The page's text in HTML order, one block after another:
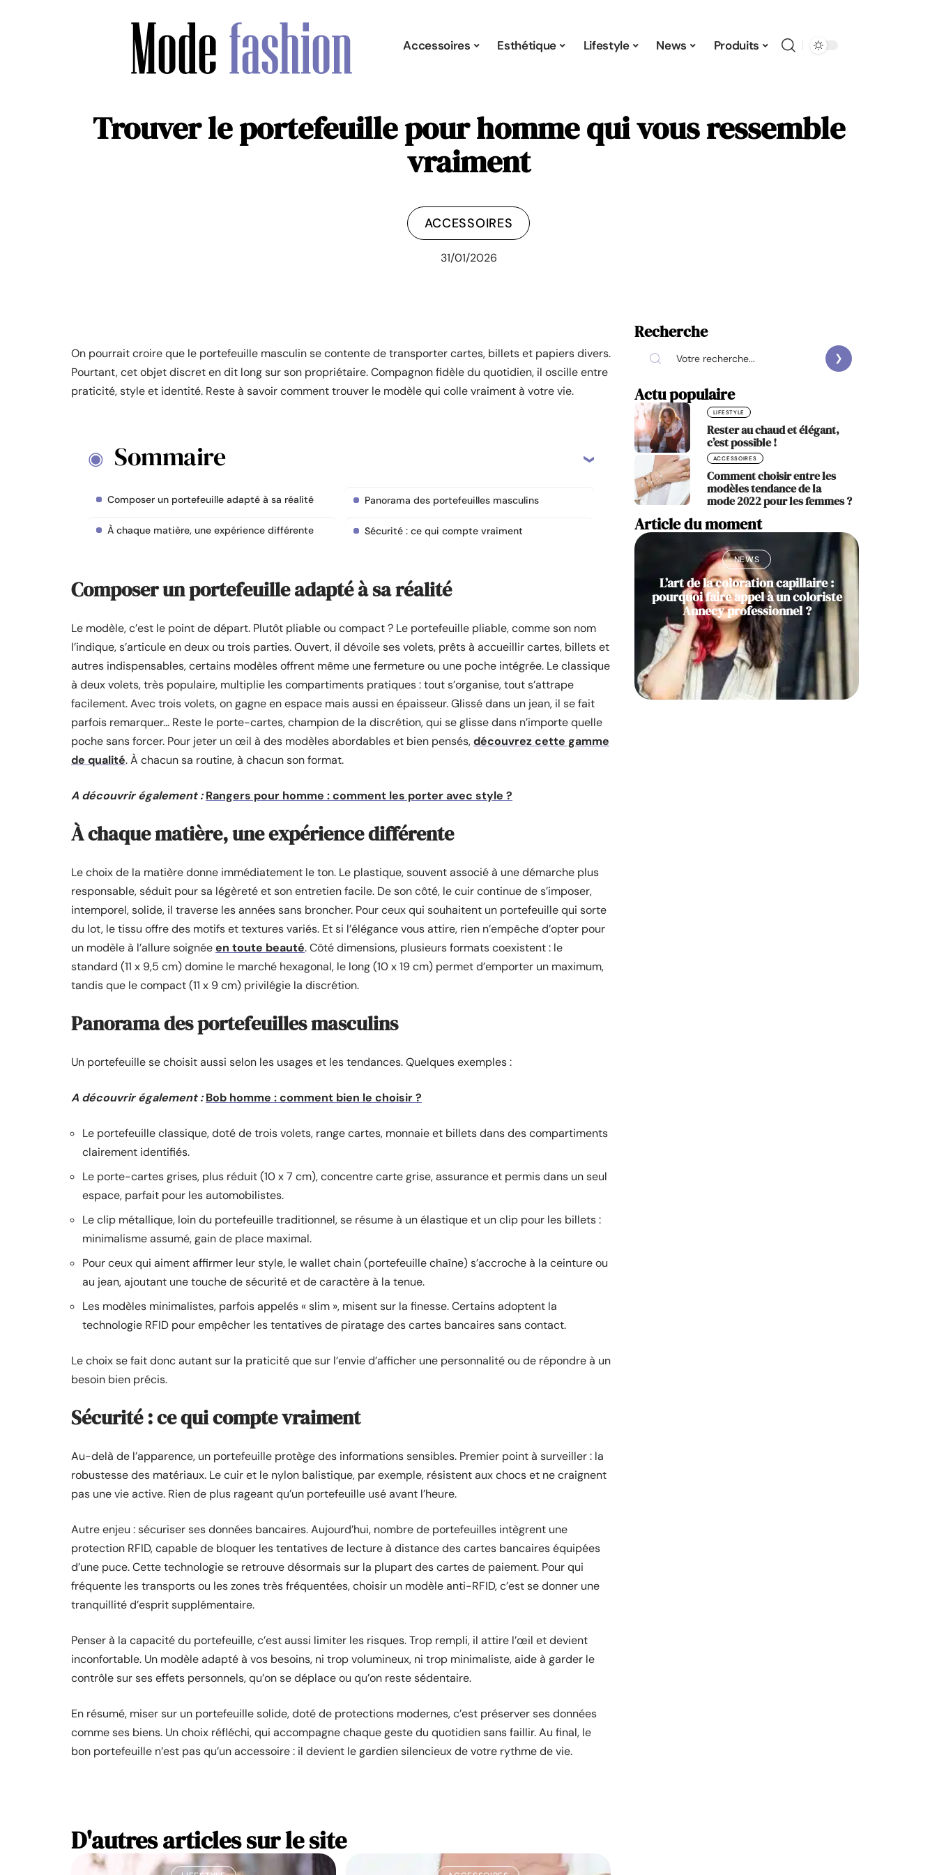
Accessoires Esthétique Lifestyle News Produits
Trouver le portefeuille pour homme qui vous ressemble
vraiment
ACCESSOIRES
31/01/2026
On pourrait croire que le portefeuille masculin se contente de transporter cartes, billets et papiers divers.
Pourtant, cet objet discret en dit long sur son propriétaire. Compagnon fidèle du quotidien, il oscille entre
praticité, style et identité. Reste à savoir comment trouver le modèle qui colle vraiment à votre vie.
Sommaire
Composer un portefeuille adapté à sa réalité
À chaque matière, une expérience différente
Panorama des portefeuilles masculins
Sécurité : ce qui compte vraiment
Composer un portefeuille adapté à sa réalité
Le modèle, c’est le point de départ. Plutôt pliable ou compact ? Le portefeuille pliable, comme son nom
l’indique, s’articule en deux ou trois parties. Ouvert, il dévoile ses volets, prêts à accueillir cartes, billets et
autres indispensables, certains modèles offrent même une fermeture ou une poche intégrée. Le classique
à deux volets, très populaire, multiplie les compartiments pratiques : tout s’organise, tout s’attrape
facilement. Avec trois volets, on gagne en espace mais aussi en épaisseur. Glissé dans un jean, il se fait
parfois remarquer… Reste le porte-cartes, champion de la discrétion, qui se glisse dans n’importe quelle
poche sans forcer. Pour jeter un œil à des modèles abordables et bien pensés,découvrez cette gamme
de qualité. À chacun sa routine, à chacun son format.
A découvrir également : Rangers pour homme : comment les porter avec style ?
À chaque matière, une expérience différente
Le choix de la matière donne immédiatement le ton. Le plastique, souvent associé à une démarche plus
responsable, séduit pour sa légèreté et son entretien facile. De son côté, le cuir continue de s’imposer,
intemporel, solide, il traverse les années sans broncher. Pour ceux qui souhaitent un portefeuille qui sorte
du lot, le tissu offre des motifs et textures variés. Et si l’élégance vous attire, rien n’empêche d’opter pour
un modèle à l’allure soignéeen toute beauté. Côté dimensions, plusieurs formats coexistent : le
standard (11 x 9,5 cm) domine le marché hexagonal, le long (10 x 19 cm) permet d’emporter un maximum,
tandis que le compact (11 x 9 cm) privilégie la discrétion.
Panorama des portefeuilles masculins
Un portefeuille se choisit aussi selon les usages et les tendances. Quelques exemples :
A découvrir également : Bob homme : comment bien le choisir ?
Le portefeuille classique, doté de trois volets, range cartes, monnaie et billets dans des compartiments
clairement identifiés.
Le porte-cartes grises, plus réduit (10 x 7 cm), concentre carte grise, assurance et permis dans un seul
espace, parfait pour les automobilistes.
Le clip métallique, loin du portefeuille traditionnel, se résume à un élastique et un clip pour les billets :
minimalisme assumé, gain de place maximal.
Pour ceux qui aiment affirmer leur style, le wallet chain (portefeuille chaîne) s’accroche à la ceinture ou
au jean, ajoutant une touche de sécurité et de caractère à la tenue.
Les modèles minimalistes, parfois appelés « slim », misent sur la finesse. Certains adoptent la
technologie RFID pour empêcher les tentatives de piratage des cartes bancaires sans contact.
Le choix se fait donc autant sur la praticité que sur l’envie d’afficher une personnalité ou de répondre à un
besoin bien précis.
Sécurité : ce qui compte vraiment
Au-delà de l’apparence, un portefeuille protège des informations sensibles. Premier point à surveiller : la
robustesse des matériaux. Le cuir et le nylon balistique, par exemple, résistent aux chocs et ne craignent
pas une vie active. Rien de plus rageant qu’un portefeuille usé avant l’heure.
Autre enjeu : sécuriser ses données bancaires. Aujourd’hui, nombre de portefeuilles intègrent une
protection RFID, capable de bloquer les tentatives de lecture à distance des cartes bancaires équipées
d’une puce. Cette technologie se retrouve désormais sur la plupart des cartes de paiement. Pour qui
fréquente les transports ou les zones très fréquentées, choisir un modèle anti-RFID, c’est se donner une
tranquillité d’esprit supplémentaire.
Penser à la capacité du portefeuille, c’est aussi limiter les risques. Trop rempli, il attire l’œil et devient
inconfortable. Un modèle adapté à vos besoins, ni trop volumineux, ni trop minimaliste, aide à garder le
contrôle sur ses effets personnels, qu’on se déplace ou qu’on reste sédentaire.
En résumé, miser sur un portefeuille solide, doté de protections modernes, c’est préserver ses données
comme ses biens. Un choix réfléchi, qui accompagne chaque geste du quotidien sans faillir. Au final, le
bon portefeuille n’est pas qu’un accessoire : il devient le gardien silencieux de votre rythme de vie.
D'autres articles sur le site
Recherche
Actu populaire
LIFESTYLE
Rester au chaud et élégant,
c’est possible !
ACCESSOIRES
Comment choisir entre les
modèles tendance de la
mode 2022 pour les femmes ?
Article du moment
NEWS
L’art de la coloration capillaire :
pourquoi faire appel à un coloriste
Annecy professionnel ?